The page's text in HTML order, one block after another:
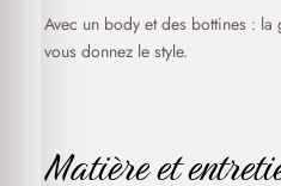
Avec un body et des bottines :
vous donnez le style.
Matière et